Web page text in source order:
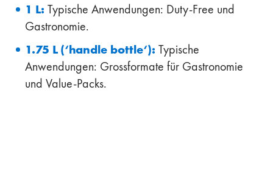
1 L: Typische Anwendungen: Duty-Free und
Gastronomie.
1.75 L (‘handle bottle‘): Typische
Anwendungen: Grossformate für Gastronomie
und Value-Packs.